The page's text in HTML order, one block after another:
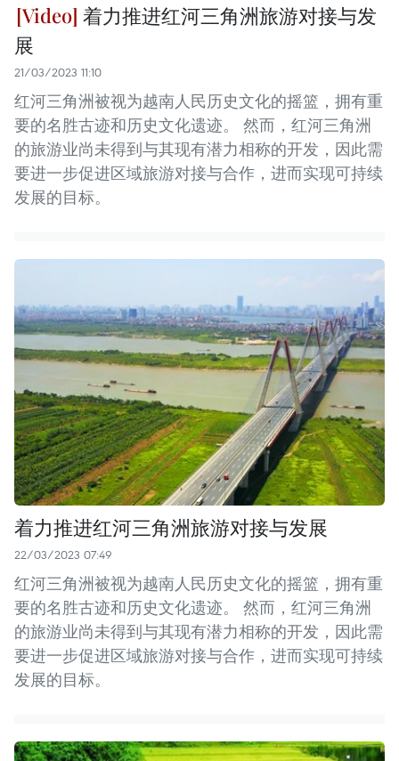
着力推进红河三角洲旅游对接与发
展
21/03/2023 11:10
红河三角洲被视为越南人民历史文化的摇篮，拥有重
要的名胜古迹和历史文化遗迹。 然而，红河三角洲
的旅游业尚未得到与其现有潜力相称的开发，因此需
要进一步促进区域旅游对接与合作，进而实现可持续
发展的目标。
着力推进红河三角洲旅游对接与发展
22/03/2023 07:49
红河三角洲被视为越南人民历史文化的摇篮，拥有重
要的名胜古迹和历史文化遗迹。 然而，红河三角洲
的旅游业尚未得到与其现有潜力相称的开发，因此需
要进一步促进区域旅游对接与合作，进而实现可持续
发展的目标。